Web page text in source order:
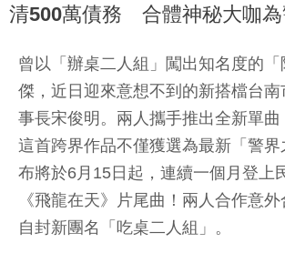
清500萬債務 合體神秘大咖為
曾以「辦桌二人組」闖出知名度的
傑，近日迎來意想不到的新搭檔台南
事長宋俊明。兩人攜手推出全新單曲
這首跨界作品不僅獲選為最新「警界
布將於6月15日起，連續一個月登上
《飛龍在天》片尾曲！兩人合作意
自封新團名「吃桌二人組」。